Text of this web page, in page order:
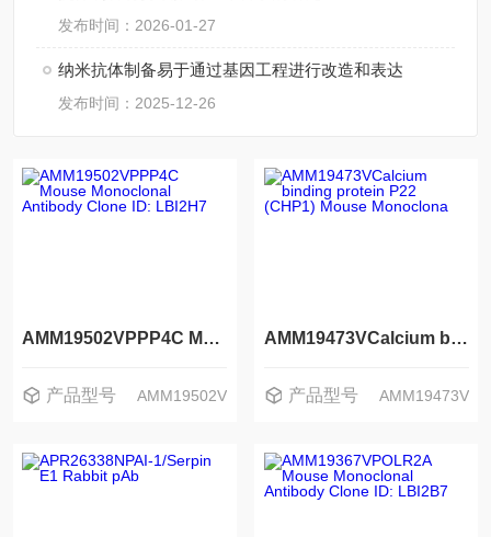
发布时间：2026-01-27
纳米抗体制备易于通过基因工程进行改造和表达
发布时间：2025-12-26
AMM19502VPPP4C Mouse Monoclonal Antibody Clone ID: LBI2H7
产品型号 AMM19502V
AMM19473VCalcium binding protein P22 (CHP1) Mouse Monoclona
产品型号 AMM19473V